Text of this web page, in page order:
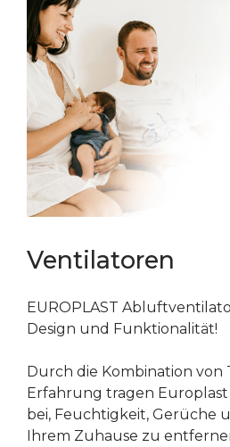
Ventilatoren
EUROPLAST
Design und Funktionalität!
Durch die Kombination von
Erfahrung tragen
bei, Feuchtigkeit, Gerüche
Ihrem Zuhause zu